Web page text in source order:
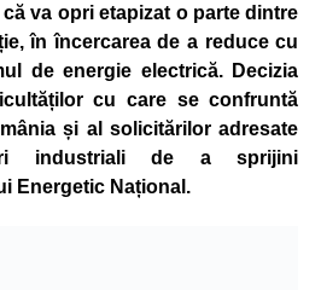
va opri etapizat o parte dintre
în încercarea de a reduce cu
de energie electrică. Decizia
cu care se confruntă
și al solicitărilor adresate
industriali de a sprijini
Energetic Național.